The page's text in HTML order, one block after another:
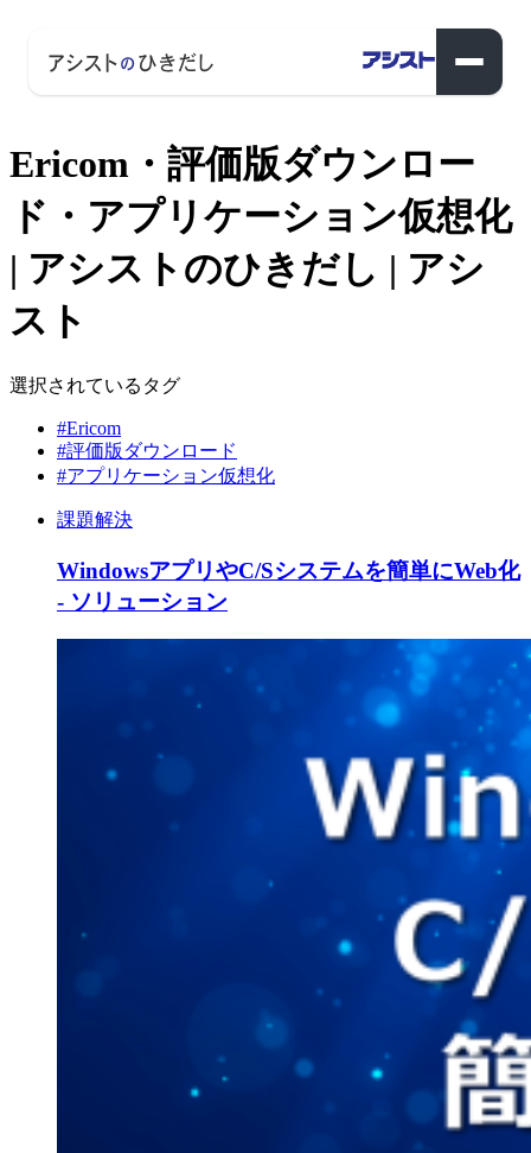
Ericom・評価版ダウンロー
ド・アプリケーション仮想化
| アシストのひきだし | アシ
スト
選択されているタグ
#Ericom
#評価版ダウンロード
#アプリケーション仮想化
課題解決
WindowsアプリやC/Sシステムを簡単にWeb化
- ソリューション